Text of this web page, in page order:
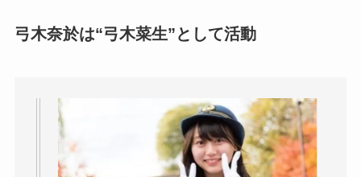
弓木奈於は“弓木菜生”として活動